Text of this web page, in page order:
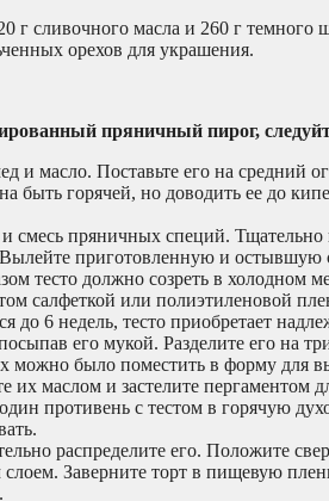
г сливочного масла и 260 г темного
орехов для украшения.
пряничный пирог,
и масло. Поставьте его на средний
быть горячей, но доводить ее до
смесь пряничных специй.
приготовленную и остывшую
тесто должно созреть в холодном
салфеткой или полиэтиленовой
до 6 недель, тесто приобретает
его мукой. Разделите его на
можно было поместить в форму для
маслом и застелите пергаментом
противень с тестом в горячую
распределите его. Положите
Заверните торт в пищевую